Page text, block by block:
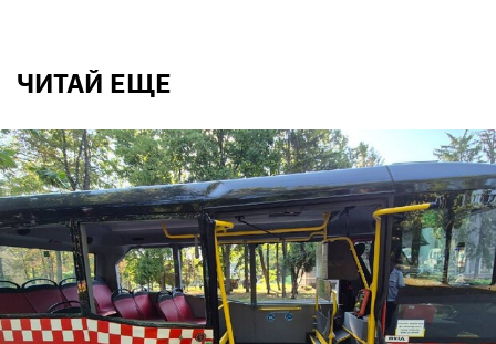
ЧИТАЙ ЕЩЕ